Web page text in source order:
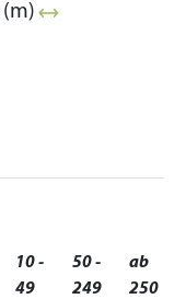
(m)
10 -
49
50 -
249
ab
250